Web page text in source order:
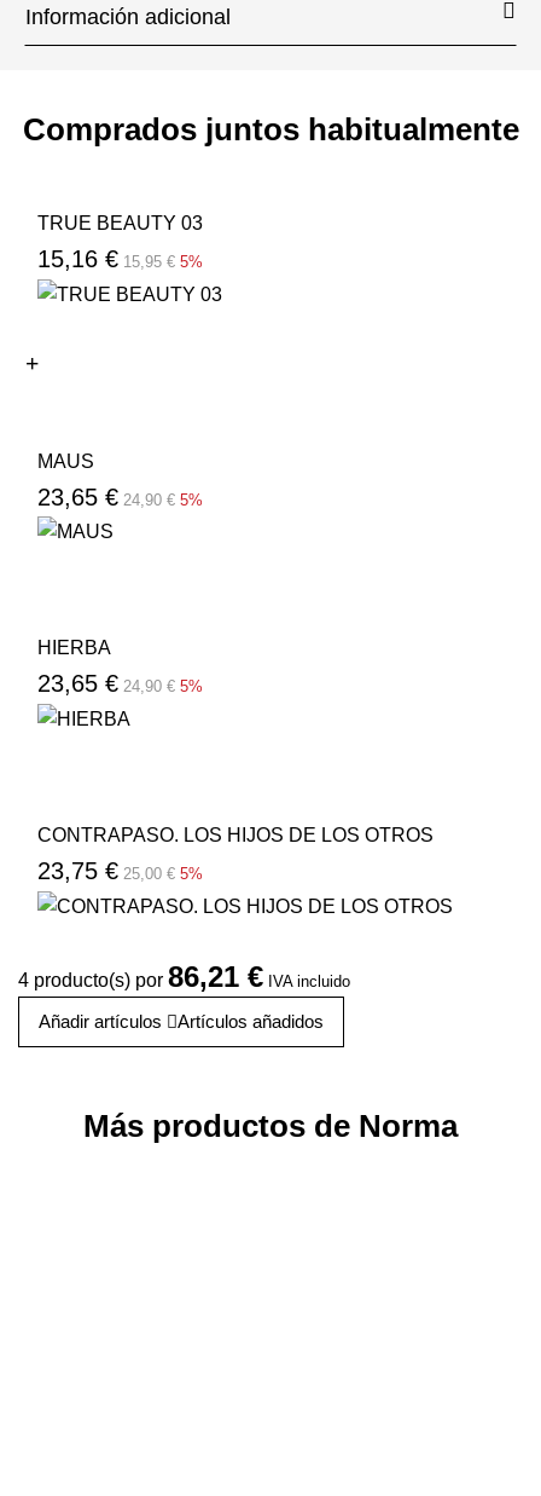
Información adicional
Comprados juntos habitualmente
TRUE BEAUTY 03
15,16 € 15,95 € 5%
MAUS
23,65 € 24,90 € 5%
HIERBA
23,65 € 24,90 € 5%
CONTRAPASO. LOS HIJOS DE LOS OTROS
23,75 € 25,00 € 5%
4 producto(s) por 86,21 € IVA incluido
Añadir artículos Artículos añadidos
Más productos de Norma